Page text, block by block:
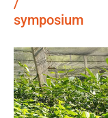
/
symposium